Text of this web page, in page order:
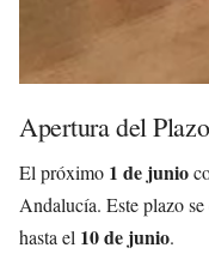
Apertura del
El próximo 1 de junio
Andalucía. Este plazo se
hasta el 10 de junio.